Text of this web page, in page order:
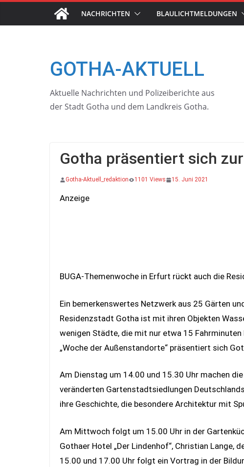
GOTHA-AKTUELL
Aktuelle Nachrichten und Polizeiberichte aus
der Stadt Gotha und dem Landkreis Gotha.
NACHRICHTEN BLAULICHTMELDUNGEN
Gotha präsentiert sich
Gotha-Aktuell_redaktion 1101 Views 15. Juni 2021
Anzeige
BUGA-Themenwoche in Erfurt rückt auch die
Ein bemerkenswertes Netzwerk aus 25 Gärten
Residenzstadt Gotha ist mit ihren Objekten
wenigen Städte, die mit nur etwa 15
„Woche der Außenstandorte“ präsentiert sich
Am Dienstag um 14.00 und 15.30 Uhr machen
veränderten Gartenstadtsiedlungen
ihre Geschichte, die besondere Architektur mit
Am Mittwoch folgt um 15.00 Uhr in der
Gothaer Hotel „Der Lindenhof“, Christian Lange,
15.00 und 17.00 Uhr folgt ein Vortrag in der